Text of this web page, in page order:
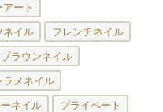
ート
ネイル フレンチネイル
ブラウンネイル
ラメネイル
ネイル プライベート